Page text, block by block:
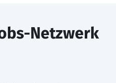
Netzwerk